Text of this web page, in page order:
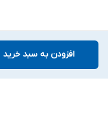
افزودن به سبد خرید